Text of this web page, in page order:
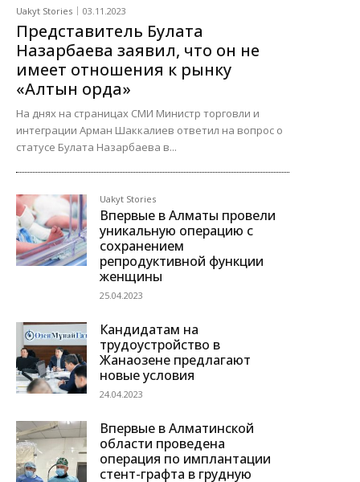
Uakyt Stories 03.11.2023
Представитель Булата
Назарбаева заявил, что он не
имеет отношения к рынку
«Алтын орда»
На днях на страницах СМИ Министр торговли и
интеграции Арман Шаккалиев ответил на вопрос о
статусе Булата Назарбаева в...
Uakyt Stories
Впервые в Алматы провели
уникальную операцию с
сохранением
репродуктивной функции
женщины
25.04.2023
Кандидатам на
трудоустройство в
Жанаозене предлагают
новые условия
24.04.2023
Впервые в Алматинской
области проведена
операция по имплантации
стент-графта в грудную